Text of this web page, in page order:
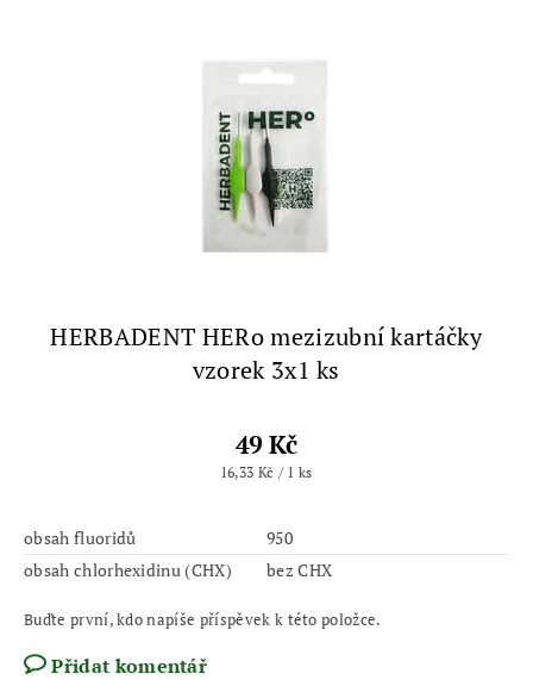
HERBADENT HERo mezizubní kartáčky
vzorek 3x1 ks
49 Kč
16,33 Kč / 1 ks
obsah fluoridů
950
obsah chlorhexidinu (CHX)
bez CHX
Buďte první, kdo napíše příspěvek k této položce.
Přidat komentář